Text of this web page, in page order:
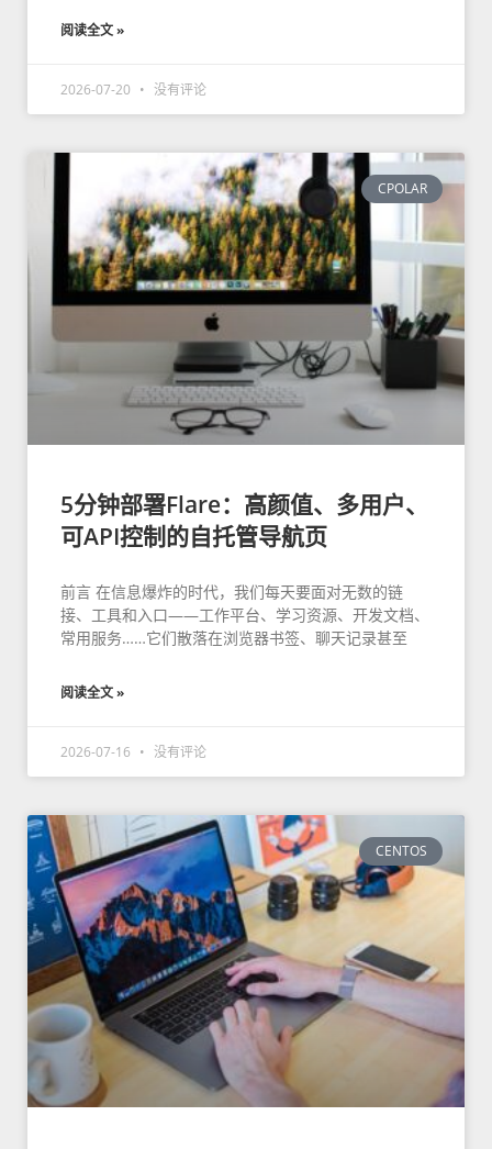
阅读全文 »
2026-07-20 没有评论
CPOLAR
5分钟部署Flare：高颜值、多用户、
可API控制的自托管导航页
前言 在信息爆炸的时代，我们每天要面对无数的链
接、工具和入口——工作平台、学习资源、开发文档、
常用服务……它们散落在浏览器书签、聊天记录甚至
阅读全文 »
2026-07-16 没有评论
CENTOS